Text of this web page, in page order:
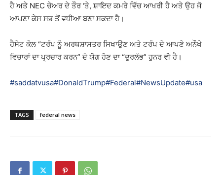
ਹੈ ਅਤੇ NEC ਚੇਅਰ ਦੇ ਤੌਰ ‘ਤੇ, ਸ਼ਾਇਦ ਕਮਰੇ ਵਿੱਚ ਆਖਰੀ ਹੈ ਅਤੇ ਉਹ ਜੋ
ਆਪਣਾ ਕੇਸ ਸਭ ਤੋਂ ਵਧੀਆ ਬਣਾ ਸਕਦਾ ਹੈ।
ਹੈਸੇਟ ਕੋਲ “ਟਰੰਪ ਨੂੰ ਅਰਥਸ਼ਾਸਤਰ ਸਿਖਾਉਣ ਅਤੇ ਟਰੰਪ ਦੇ ਆਪਣੇ ਅਨੌਖੇ
ਵਿਚਾਰਾਂ ਦਾ ਪ੍ਰਚਾਰ ਕਰਨ” ਦੇ ਯੋਗ ਹੋਣ ਦਾ “ਦੁਰਲੱਭ” ਹੁਨਰ ਵੀ ਹੈ।
#saddatvusa#DonaldTrump#Federal#NewsUpdate#usa
TAGS federal news